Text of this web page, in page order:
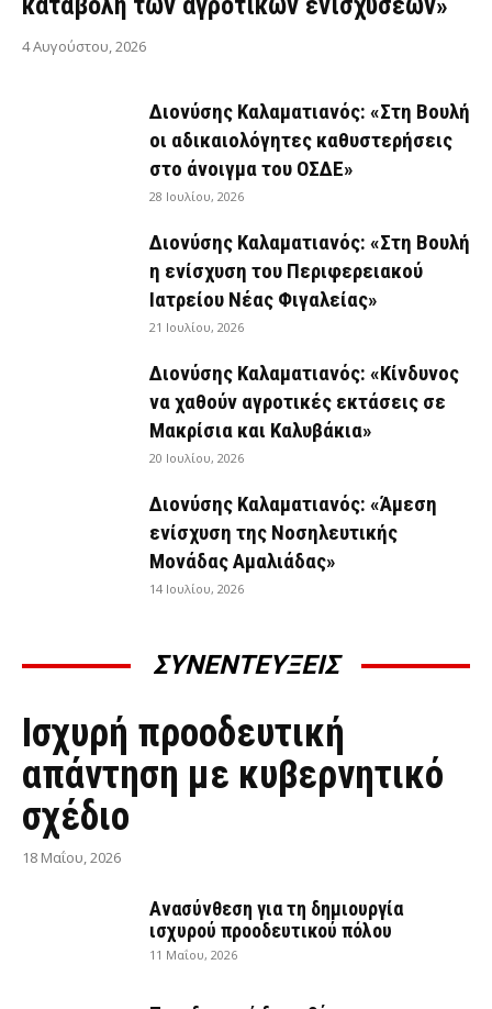
4 Αυγούστου, 2026
Διονύσης Καλαματιανός: «Στη Βουλή
οι αδικαιολόγητες καθυστερήσεις
στο άνοιγμα του ΟΣΔΕ»
28 Ιουλίου, 2026
Διονύσης Καλαματιανός: «Στη Βουλή
η ενίσχυση του Περιφερειακού
Ιατρείου Νέας Φιγαλείας»
21 Ιουλίου, 2026
Διονύσης Καλαματιανός: «Κίνδυνος
να χαθούν αγροτικές εκτάσεις σε
Μακρίσια και Καλυβάκια»
20 Ιουλίου, 2026
Διονύσης Καλαματιανός: «Άμεση
ενίσχυση της Νοσηλευτικής
Μονάδας Αμαλιάδας»
14 Ιουλίου, 2026
ΣΥΝΕΝΤΕΥΞΕΙΣ
ΣΥΝΕΝΤΕΎΞΕΙΣ
Ισχυρή προοδευτική
απάντηση με κυβερνητικό
σχέδιο
18 Μαΐου, 2026
Ανασύνθεση για τη δημιουργία
ισχυρού προοδευτικού πόλου
11 Μαΐου, 2026